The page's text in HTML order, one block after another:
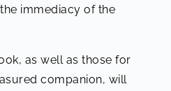
immediacy of the
as well as those for
companion, will